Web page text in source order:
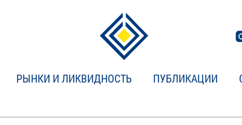
РЫНКИ И ЛИКВИДНОСТЬ ПУБЛИКАЦИИ